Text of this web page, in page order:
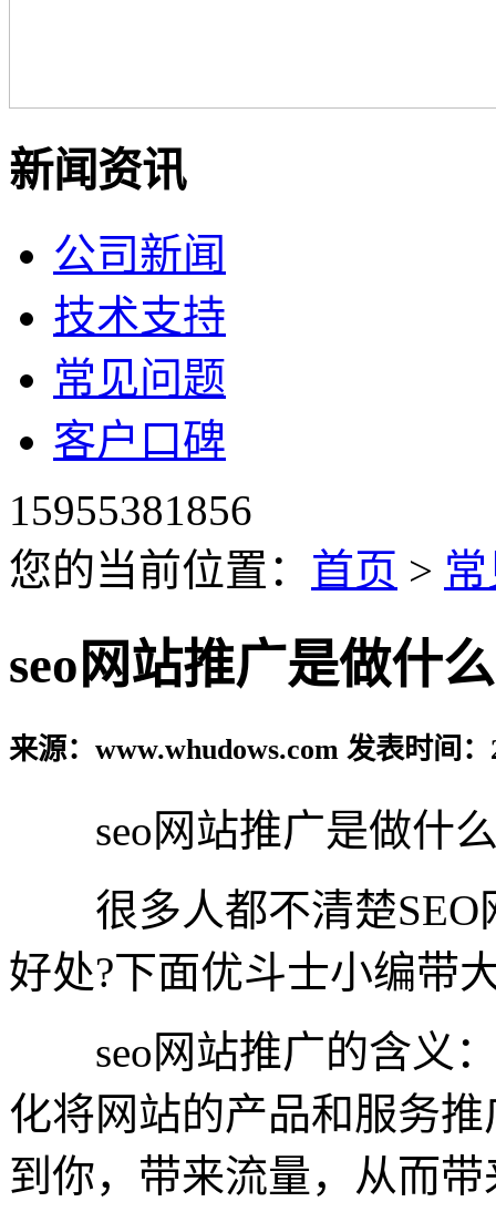
新闻资讯
公司新闻
技术支持
常见问题
客户口碑
15955381856
您的当前位置： 首页 >
seo网站推广是做什
来源：www.whudows.com 发表时间：
seo网站推广是做什么
很多人都不清楚SEO
好处?下面优斗士小编带
seo网站推广的含义：
化将网站的产品和服务
到你，带来流量，从而